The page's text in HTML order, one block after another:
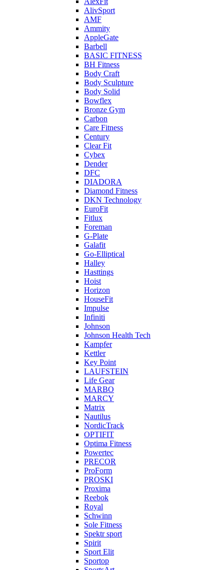
AlivSport
AMF
Ammity
AppleGate
Barbell
BASIC FITNESS
BH Fitness
Body Craft
Body Sculpture
Body Solid
Bowflex
Bronze Gym
Carbon
Care Fitness
Century
Clear Fit
Cybex
Dender
DFC
DIADORA
Diamond Fitness
DKN Technology
EuroFit
Fitlux
Foreman
G-Plate
Galafit
Go-Elliptical
Halley
Hasttings
Hoist
Horizon
HouseFit
Impulse
Infiniti
Johnson
Johnson Health Tech
Kampfer
Kettler
Key Point
LAUFSTEIN
Life Gear
MARBO
MARCY
Matrix
Nautilus
NordicTrack
OPTIFIT
Optima Fitness
Powertec
PRECOR
ProForm
PROSKI
Proxima
Reebok
Royal
Schwinn
Sole Fitness
Spektr sport
Spirit
Sport Elit
Sportop